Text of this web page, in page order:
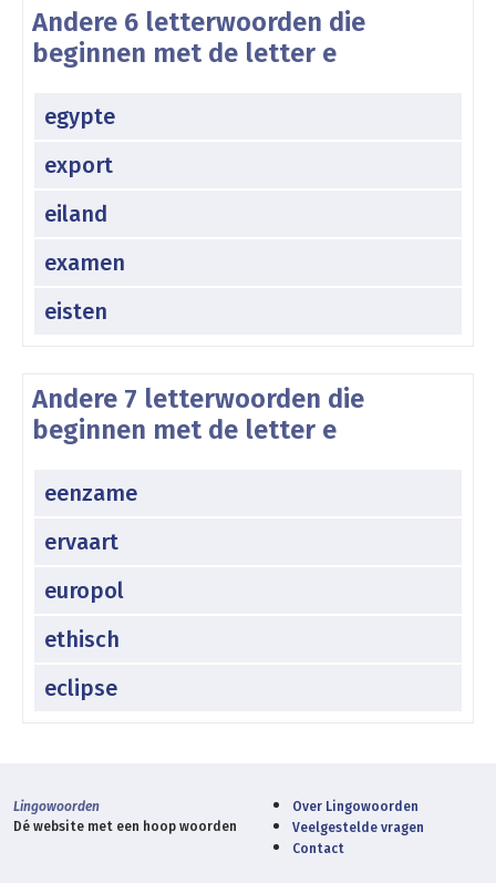
Andere 6 letterwoorden die
beginnen met de letter e
egypte
export
eiland
examen
eisten
Andere 7 letterwoorden die
beginnen met de letter e
eenzame
ervaart
europol
ethisch
eclipse
Lingowoorden
Dé website met een hoop woorden
Over Lingowoorden
Veelgestelde vragen
Contact